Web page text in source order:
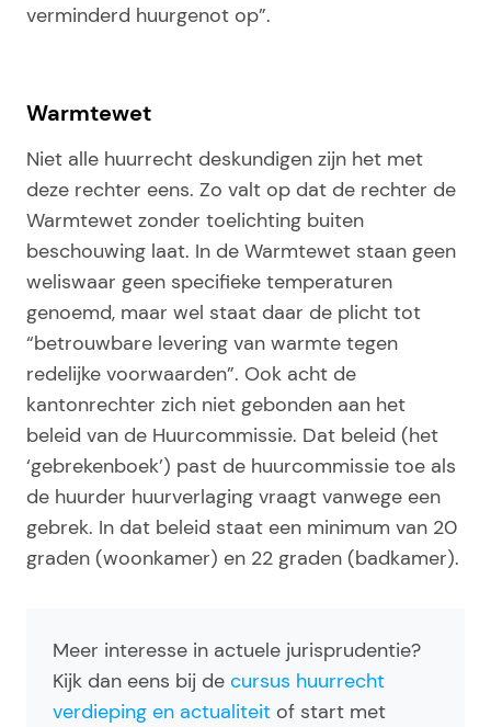
verminderd huurgenot op”.
Warmtewet
Niet alle huurrecht deskundigen zijn het met
deze rechter eens. Zo valt op dat de rechter de
Warmtewet zonder toelichting buiten
beschouwing laat. In de Warmtewet staan geen
weliswaar geen specifieke temperaturen
genoemd, maar wel staat daar de plicht tot
“betrouwbare levering van warmte tegen
redelijke voorwaarden”. Ook acht de
kantonrechter zich niet gebonden aan het
beleid van de Huurcommissie. Dat beleid (het
‘gebrekenboek’) past de huurcommissie toe als
de huurder huurverlaging vraagt vanwege een
gebrek. In dat beleid staat een minimum van 20
graden (woonkamer) en 22 graden (badkamer).
Meer interesse in actuele jurisprudentie?
Kijk dan eens bij de cursus huurrecht
verdieping en actualiteit of start met